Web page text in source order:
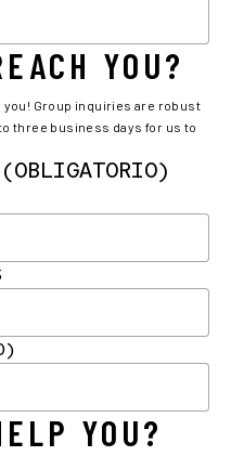
YOU?
Group inquiries are robust
three business days for us to
(OBLIGATORIO)
YOU?